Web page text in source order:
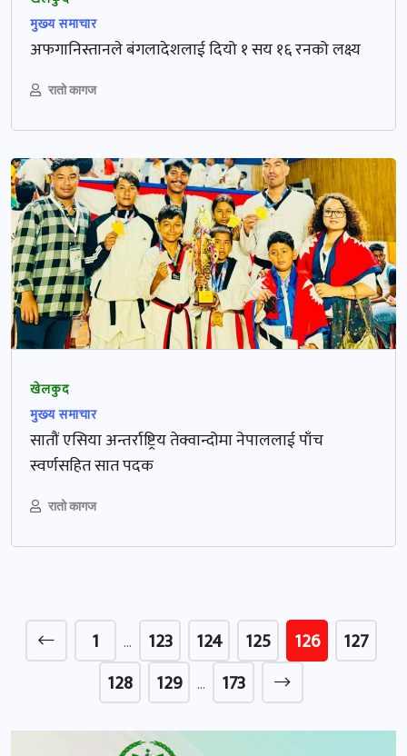
मुख्‍य समाचार
अफगानिस्तानले बंगलादेशलाई दियो १ सय १६ रनको लक्ष्य
रातो कागज
खेलकुद
मुख्‍य समाचार
सातौं एसिया अन्तर्राष्ट्रिय तेक्वान्दोमा नेपाललाई पाँच
स्वर्णसहित सात पदक
रातो कागज
1 … 123 124 125 126
127
128
129 … 173